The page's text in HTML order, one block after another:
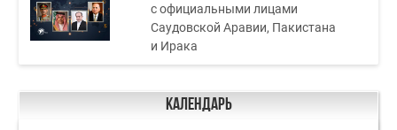
с официальными лицами
Саудовской Аравии, Пакистана
и Ирака
Календарь